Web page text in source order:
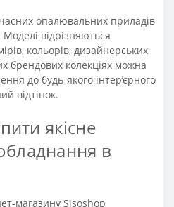
опалювальних приладів
відрізняються
кольорів, дизайнерських
брендових колекціях можна
до будь-якого інтер’єрного
відтінок.
якісне
в
магазину Sisoshop